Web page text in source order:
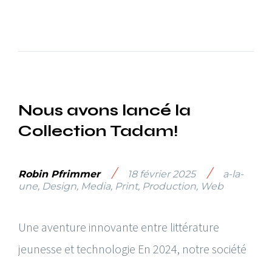
Nous avons lancé la
Collection Tadam!
Robin Pfrimmer / 18 février 2025 /
a-la-
une, Design, Media, Print, Production, Web
Une aventure innovante entre littérature
jeunesse et technologie En 2024, notre société